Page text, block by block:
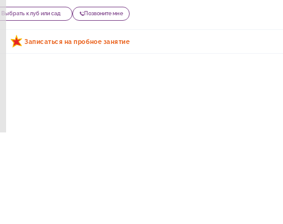
Выбрать клуб или сад Позвоните мне
Записаться на пробное занятие